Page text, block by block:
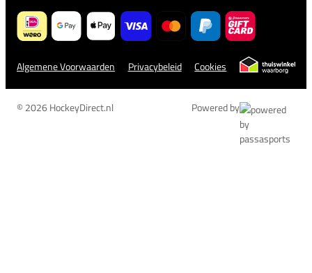
Algemene Voorwaarden Privacybeleid Cookies
© 2026 HockeyDirect.nl Powered by